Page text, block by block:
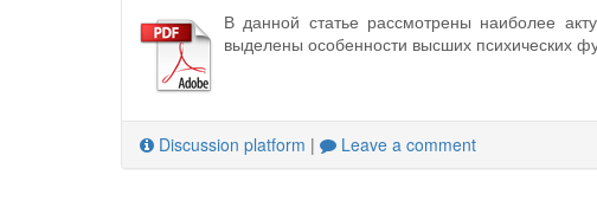
В данной статье рассмотрены наиболее
выделены особенности высших психических
Discussion platform | Leave a comment